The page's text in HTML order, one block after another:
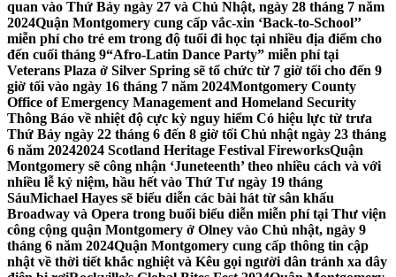
quan vào Thứ Bảy ngày 27 và Chủ Nhật, ngày 28 tháng 7 năm
2024Quận Montgomery cung cấp vắc-xin ‘Back-to-School’’
miễn phí cho trẻ em trong độ tuổi đi học tại nhiều địa điểm cho
đến cuối tháng 9“Afro-Latin Dance Party” miễn phí tại
Veterans Plaza ở Silver Spring sẽ tổ chức từ 7 giờ tối cho đến 9
giờ tối vào ngày 16 tháng 7 năm 2024Montgomery County
Office of Emergency Management and Homeland Security
Thông Báo về nhiệt độ cực kỳ nguy hiểm Có hiệu lực từ trưa
Thứ Bảy ngày 22 tháng 6 đến 8 giờ tối Chủ nhật ngày 23 tháng
6 năm 20242024 Scotland Heritage Festival FireworksQuận
Montgomery sẽ công nhận ‘Juneteenth’ theo nhiều cách và với
nhiều lễ kỷ niệm, hầu hết vào Thứ Tư ngày 19 tháng
SáuMichael Hayes sẽ biểu diễn các bài hát từ sân khấu
Broadway và Opera trong buổi biểu diễn miễn phí tại Thư viện
công cộng quận Montgomery ở Olney vào Chủ nhật, ngày 9
tháng 6 năm 2024Quận Montgomery cung cấp thông tin cập
nhật về thời tiết khắc nghiệt và Kêu gọi người dân tránh xa dây